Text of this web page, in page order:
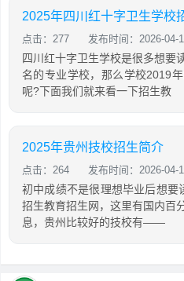
2025年四川红十字卫生学校
点击：277 发布时间：2026-04-
四川红十字卫生学校是很多想要
名的专业学校，那么学校2019
呢?下面我们就来看一下招生教
2025年贵州技校招生简介
点击：264 发布时间：2026-04-
初中成绩不是很理想毕业后想要
招生教育招生网，这里有国内百
息，贵州比较好的技校有——